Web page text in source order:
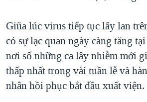
Giũa lúc virus tiếp tục lây lan
có sự lạc quan ngày càng tăng
nơi số những ca lây nhiễm mới
thấp nhất trong vài tuần lễ và
nhân hồi phục bắt đầu xuất viện.